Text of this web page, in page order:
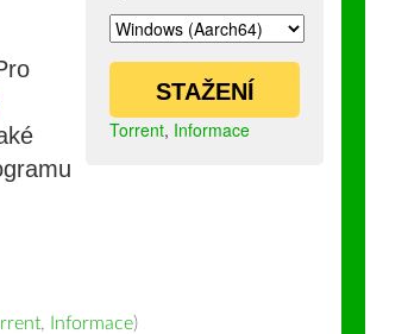
STAŽENÍ
Torrent, Informace
, Informace)